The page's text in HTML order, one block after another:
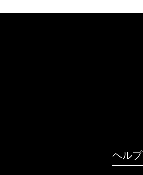
ヘルプ